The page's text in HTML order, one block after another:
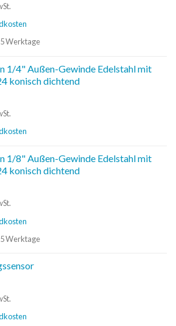
Werktage
1/4" Außen-Gewinde Edelstahl mit
konisch dichtend
1/8" Außen-Gewinde Edelstahl mit
konisch dichtend
Werktage